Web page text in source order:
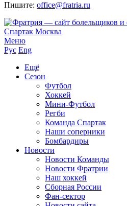
Пишите: office@fratria.ru
Меню
Рус Eng
Ещё
Сезон
Футбол
Хоккей
Мини-Футбол
Регби
Команда Спартак
Наши соперники
Бомбардиры
Новости
Новости Команды
Новости Фратрии
Наш хоккей
Сборная России
Фан-cектор